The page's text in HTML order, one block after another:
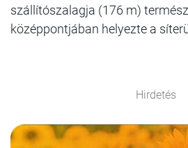
szállítószalagja (176 m)
középpontjában helyezte a
Hirdetés